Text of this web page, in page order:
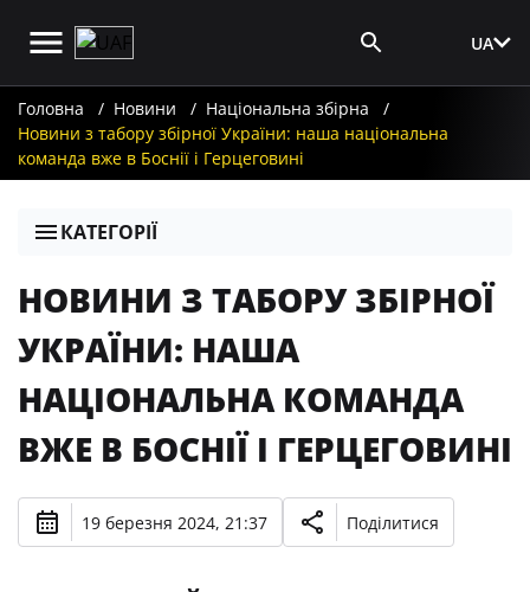
UA
Головна Новини
Національна збірна
Новини з табору збірної України: наша національна
команда вже в Боснії і Герцеговині
КАТЕГОРІЇ
НОВИНИ З ТАБОРУ ЗБІРНОЇ
УКРАЇНИ: НАША
НАЦІОНАЛЬНА КОМАНДА
ВЖЕ В БОСНІЇ І ГЕРЦЕГОВИНІ
19 березня 2024, 21:37 Поділитися